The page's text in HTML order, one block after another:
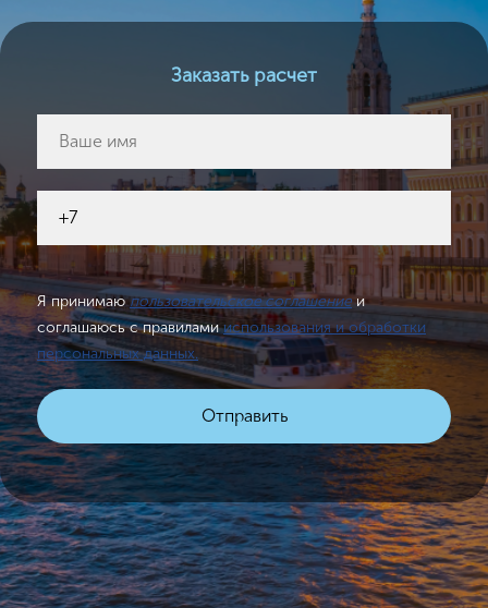
Заказать расчет
Я принимаюпользовательское соглашениеи
соглашаюсь с правиламииспользования и обработки
персональных данных.